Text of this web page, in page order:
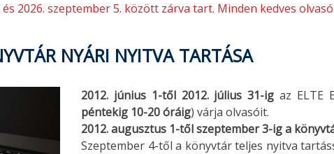
2026. szeptember 5. között zárva tart. Minden kedves
NYÁRI NYITVA TARTÁSA
2012. június 1-től 2012. július 31-ig az ELTE
péntekig 10-20 óráig) várja olvasóit.
2012. augusztus 1-től szeptember 3-ig a
Szeptember 4-től a könyvtár teljes nyitva